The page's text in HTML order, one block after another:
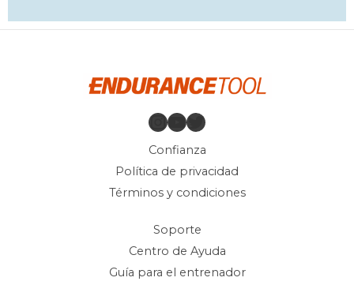
Instagram
YouTube
Twitter
Confianza
Política de privacidad
Términos y condiciones
Soporte
Centro de Ayuda
Guía para el entrenador